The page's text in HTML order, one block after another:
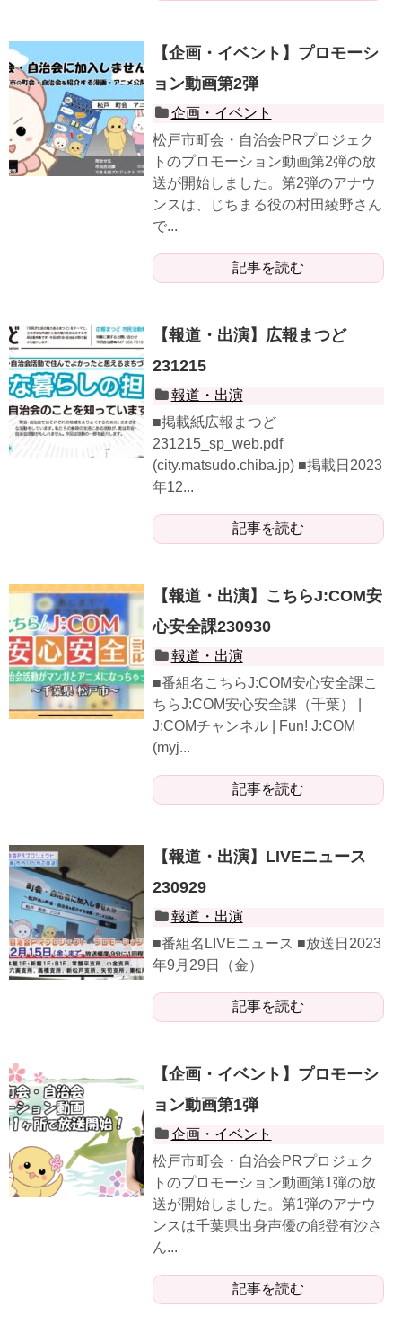
【企画・イベント】プロモーシ
ョン動画第2弾
企画・イベント
松戸市町会・自治会PRプロジェク
トのプロモーション動画第2弾の放
送が開始しました。第2弾のアナウ
ンスは、じちまる役の村田綾野さん
で...
記事を読む
【報道・出演】広報まつど
231215
報道・出演
■掲載紙広報まつど
231215_sp_web.pdf
(city.matsudo.chiba.jp) ■掲載日2023
年12...
記事を読む
【報道・出演】こちらJ:COM安
心安全課230930
報道・出演
■番組名こちらJ:COM安心安全課こ
ちらJ:COM安心安全課（千葉） |
J:COMチャンネル | Fun! J:COM
(myj...
記事を読む
【報道・出演】LIVEニュース
230929
報道・出演
■番組名LIVEニュース ■放送日2023
年9月29日（金）
記事を読む
【企画・イベント】プロモーシ
ョン動画第1弾
企画・イベント
松戸市町会・自治会PRプロジェク
トのプロモーション動画第1弾の放
送が開始しました。第1弾のアナウ
ンスは千葉県出身声優の能登有沙さ
ん...
記事を読む